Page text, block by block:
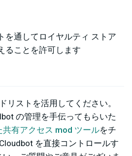
を通してロイヤルティ ストア
ることを許可します
リストを活用してください。
の管理を手伝ってもらいた
共有アクセス mod ツールをチ
を直接コントロールす